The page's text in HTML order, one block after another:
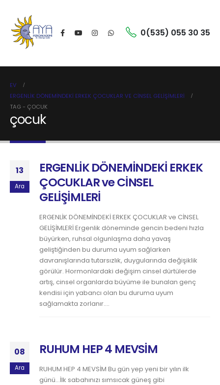
0(535) 055 30 35
EV
ERGENLİK DÖNEMİNDEKİ ERKEK ÇOCUKLAR VE CİNSEL GELİŞİMLERİ
TAG - ÇOCUK
çocuk
13
Ara
ERGENLİK DÖNEMİNDEKİ ERKEK
ÇOCUKLAR ve CİNSEL
GELİŞİMLERİ
ERGENLİK DÖNEMİNDEKİ ERKEK ÇOCUKLAR ve CİNSEL
GELİŞİMLERİ Ergenlik döneminde gencin bedeni hızla
büyürken, ruhsal olgunlaşma daha yavaş
geliştiğinden bu duruma uyum sağlarken
davranışlarında tutarsızlık, duygularında değişiklik
görülür. Hormonlardaki değişim cinsel dürtülerde
artış, cinsel organlarda büyüme ile bunalan genç
kendisi için yabancı olan bu duruma uyum
sağlamakta zorlanır....
08
Ara
RUHUM HEP 4 MEVSİM
RUHUM HEP 4 MEVSİM Bu gün yep yeni bir yılın ilk
günü…İlk sabahınızı sımsıcak güneş gibi